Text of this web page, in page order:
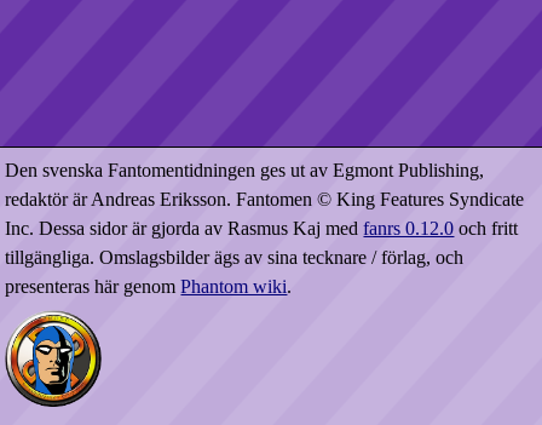
Den svenska Fantomentidningen ges ut av Egmont Publishing,
redaktör är Andreas Eriksson. Fantomen © King Features Syndicate
Inc. Dessa sidor är gjorda av Rasmus Kaj medfanrs 0.12.0 och fritt
tillgängliga. Omslagsbilder ägs av sina tecknare / förlag, och
presenteras här genomPhantom wiki.